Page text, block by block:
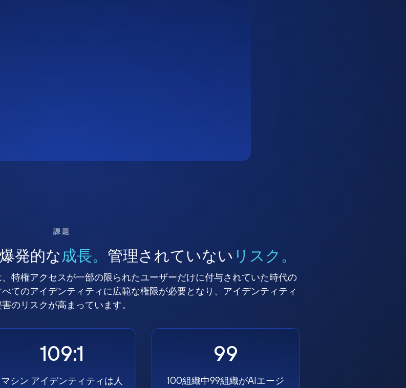
課題
爆発的な成長。 管理されていない リスク。
特権アクセスが一部の限られたユーザーだけに付与されていた時代の
てのアイデンティティに広範な権限が必要となり、アイデンティティ
のリスクが高まっています。
109:1
マシン アイデンティティは人
99
100組織中99組織がAIエージ